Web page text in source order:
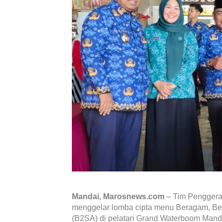
Mandai, Marosnews.com – Tim
menggelar lomba cipta menu Beragam,
(B2SA) di pelatan Grand Waterboom